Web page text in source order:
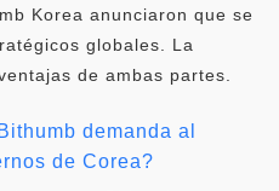
Korea anunciaron que se
globales. La
de ambas partes.
demanda al
de Corea?